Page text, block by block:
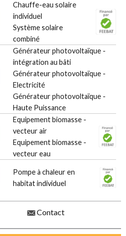
Chauffe-eau solaire
individuel
Système solaire
combiné
Générateur photovoltaïque -
intégration au bâti
Générateur photovoltaïque -
Electricité
Générateur photovoltaïque -
Haute Puissance
Equipement biomasse -
vecteur air
Equipement biomasse -
vecteur eau
Pompe à chaleur en
habitat individuel
Contact